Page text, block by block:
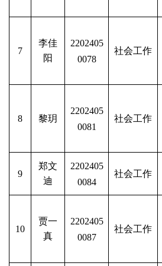
7
李佳
阳
2202405
0078
社会工作
8 黎玥
2202405
0081
社会工作
9
郑文
迪
2202405
0084
社会工作
10
贾一
真
2202405
0087
社会工作